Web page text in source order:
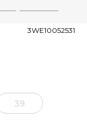
5
3WE10052531
39